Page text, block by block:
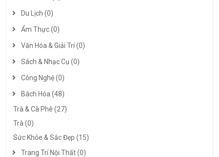
Du Lịch (0)
Ẩm Thực (0)
Văn Hóa & Giải Trí (0)
Sách & Nhạc Cụ (0)
Công Nghệ (0)
Bách Hóa (48)
Trà & Cà Phê (27)
Trà (0)
Sức Khỏe & Sắc Đẹp (15)
Trang Trí Nội Thất (0)